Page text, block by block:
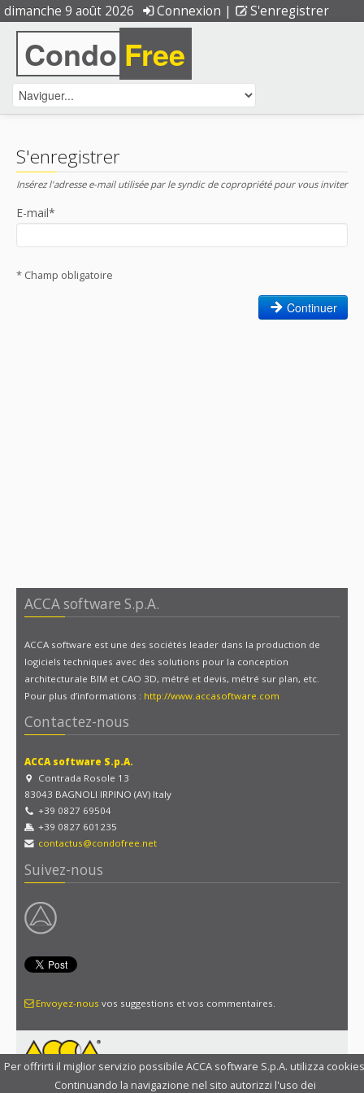
dimanche 9 août 2026 Connexion | S'enregistrer
Condo Free
S'enregistrer
Insérez l'adresse e-mail utilisée par le syndic de copropriété pour vous inviter
E-mail*
* Champ obligatoire
Continuer
ACCA software S.p.A.
ACCA software est une des sociétés leader dans la production de
logiciels techniques avec des solutions pour la conception
architecturale BIM et CAO 3D, métré et devis, métré sur plan, etc.
Pour plus d’informations : http://www.accasoftware.com
Contactez-nous
ACCA software S.p.A.
Contrada Rosole 13
83043 BAGNOLI IRPINO (AV) Italy
+39 0827 69504
+39 0827 601235
contactus@condofree.net
Suivez-nous
Envoyez-nous vos suggestions et vos commentaires.
Per offrirti il miglior servizio possibile ACCA software S.p.A. utilizza
Continuando la navigazione nel sito autorizzi l'uso dei